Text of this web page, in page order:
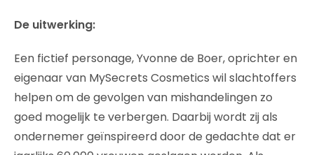
De uitwerking:
Een fictief personage, Yvonne de Boer, oprichter en
eigenaar van MySecrets Cosmetics wil slachtoffers
helpen om de gevolgen van mishandelingen zo
goed mogelijk te verbergen. Daarbij wordt zij als
ondernemer geïnspireerd door de gedachte dat er